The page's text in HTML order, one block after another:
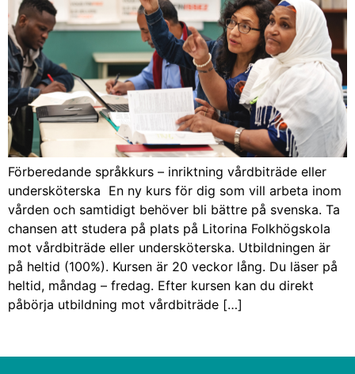
Förberedande språkkurs – inriktning vårdbiträde eller
undersköterska En ny kurs för dig som vill arbeta inom
vården och samtidigt behöver bli bättre på svenska. Ta
chansen att studera på plats på Litorina Folkhögskola
mot vårdbiträde eller undersköterska. Utbildningen är
på heltid (100%). Kursen är 20 veckor lång. Du läser på
heltid, måndag – fredag. Efter kursen kan du direkt
påbörja utbildning mot vårdbiträde […]